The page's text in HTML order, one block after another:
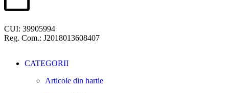
CUI: 39905994
Reg. Com.: J2018013608407
CATEGORII
Articole din hartie